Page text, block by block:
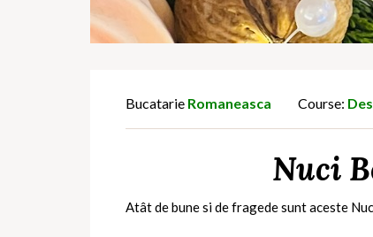
Bucatarie Romaneasca Course:
Nuci
Atât de bune si de fragede sunt aceste